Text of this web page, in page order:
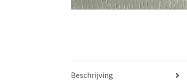
Beschrijving